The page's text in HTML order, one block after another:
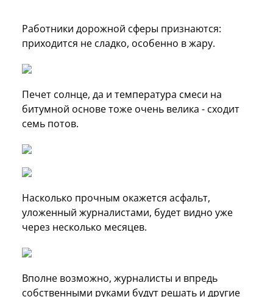
Работники дорожной сферы признаются:
приходится не сладко, особенно в жару.
Печет солнце, да и температура смеси на
битумной основе тоже очень велика - сходит
семь потов.
Насколько прочным окажется асфальт,
уложенный журналистами, будет видно уже
через несколько месяцев.
Вполне возможно, журналисты и впредь
собственными руками будут решать и другие